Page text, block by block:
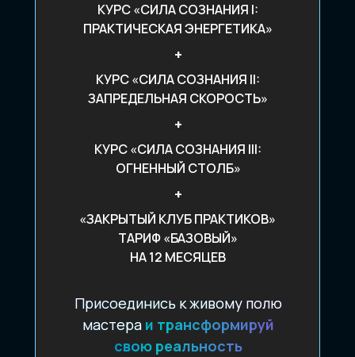
Присоединись к живому полю
мастера и трансформируй
свою реальность
КУРС «СИЛА СОЗНАНИЯ I:
ПРАКТИЧЕСКАЯ ЭНЕРГЕТИКА»
«ЗАКРЫТЫЙ КЛУБ ПРАКТИКОВ»
ТАРИФ «БАЗОВЫЙ»
НА 12 МЕСЯЦЕВ
+
+
КУРС «СИЛА СОЗНАНИЯ III:
ОГНЕННЫЙ СТОЛБ»
+
КУРС «СИЛА СОЗНАНИЯ II:
ЗАПРЕДЕЛЬНАЯ СКОРОСТЬ»